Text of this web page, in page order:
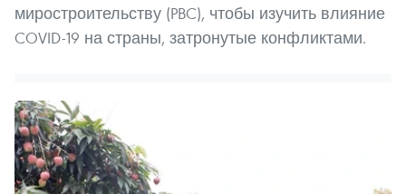
миростроительству (PBC), чтобы изучить влияние
COVID-19 на страны, затронутые конфликтами.